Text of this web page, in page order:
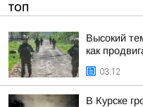
ТОП
Высокий
как
03:12
В Курске